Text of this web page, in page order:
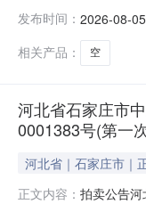
动产权第
发布时间： 2026-08-
相关产品：
空
河北省石家庄市
0001383号(第一
河北省｜石家庄市｜
正文内容： 拍卖公告